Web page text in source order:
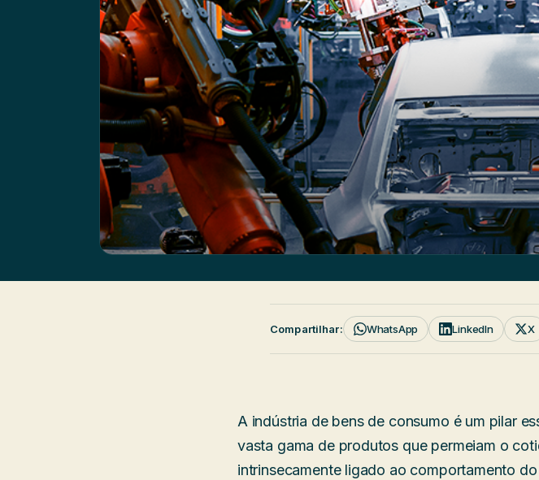
Compartilhar: WhatsApp LinkedIn X
A indústria de bens de consumo é um pilar
vasta gama de produtos que permeiam o
intrinsecamente ligado ao comportamento